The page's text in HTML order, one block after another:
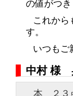
の値がつ
これから
す。
いつもご
中村 様
本 ２